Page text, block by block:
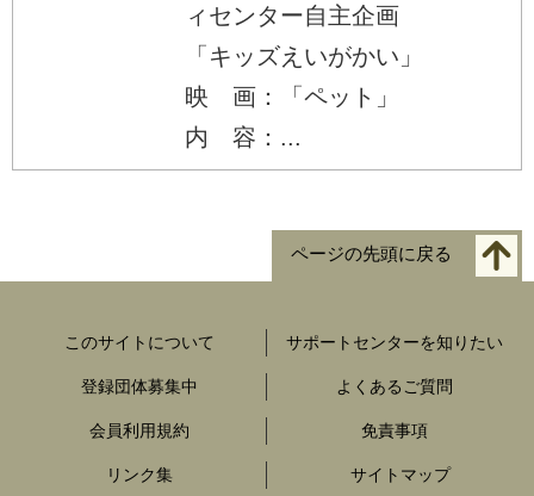
ィセンター自主企画
「キッズえいがかい」
映 画：「ペット」
内 容：...
ページの先頭に戻る
このサイトについて サポートセンターを知りたい
登録団体募集中 よくあるご質問
会員利用規約 免責事項
リンク集 サイトマップ